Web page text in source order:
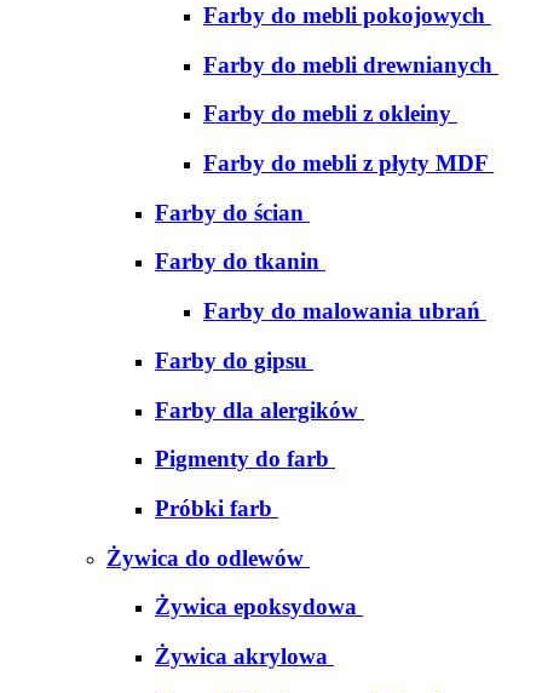
Farby do mebli pokojowych
Farby do mebli drewnianych
Farby do mebli z okleiny
Farby do mebli z płyty MDF
Farby do ścian
Farby do tkanin
Farby do malowania ubrań
Farby do gipsu
Farby dla alergików
Pigmenty do farb
Próbki farb
Żywica do odlewów
Żywica epoksydowa
Żywica akrylowa